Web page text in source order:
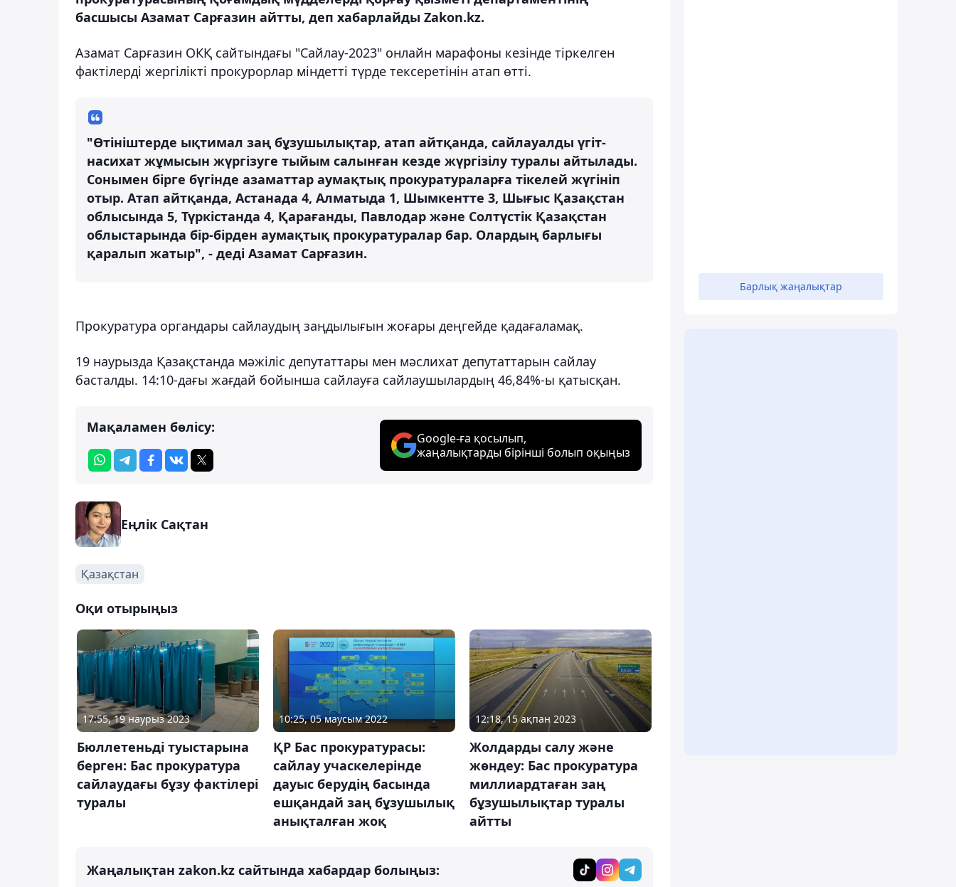
басшысы Азамат Сарғазин айтты, деп хабарлайды Zakon.kz.
Азамат Сарғазин ОКҚ сайтындағы "Сайлау-2023" онлайн марафоны кезінде тіркелген
фактілерді жергілікті прокурорлар міндетті түрде тексеретінін атап өтті.
"Өтініштерде ықтимал заң бұзушылықтар, атап айтқанда, сайлауалды үгіт-
насихат жұмысын жүргізуге тыйым салынған кезде жүргізілу туралы айтылады.
Сонымен бірге бүгінде азаматтар аумақтық прокуратураларға тікелей жүгініп
отыр. Атап айтқанда, Астанада 4, Алматыда 1, Шымкентте 3, Шығыс Қазақстан
облысында 5, Түркістанда 4, Қарағанды, Павлодар және Солтүстік Қазақстан
облыстарында бір-бірден аумақтық прокуратуралар бар. Олардың барлығы
қаралып жатыр", - деді Азамат Сарғазин.
Прокуратура органдары сайлаудың заңдылығын жоғары деңгейде қадағаламақ.
19 наурызда Қазақстанда мәжіліс депутаттары мен мәслихат депутаттарын сайлау
басталды. 14:10-дағы жағдай бойынша сайлауға сайлаушылардың 46,84%-ы қатысқан.
Мақаламен бөлісу:
Google-ға қосылып,
жаңалықтарды бірінші болып оқыңыз
Еңлік Сақтан
Қазақстан
Оқи отырыңыз
17:55, 19 наурыз 2023
Бюллетеньді туыстарына
берген: Бас прокуратура
сайлаудағы бұзу фактілері
туралы
10:25, 05 маусым 2022
ҚР Бас прокуратурасы:
сайлау учаскелерінде
дауыс берудің басында
ешқандай заң бұзушылық
анықталған жоқ
12:18, 15 ақпан 2023
Жолдарды салу және
жөндеу: Бас прокуратура
миллиардтаған заң
бұзушылықтар туралы
айтты
Жаңалықтан zakon.kz сайтында хабардар болыңыз:
Барлық жаңалықтар